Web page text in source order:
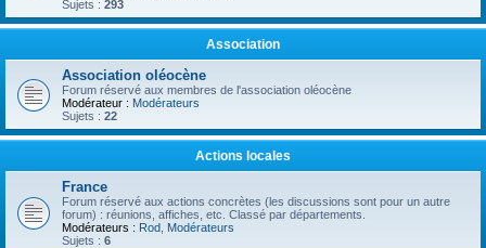
Sujets : 293
Association
Association oléocène
Forum réservé aux membres de l'association oléocène
Modérateur : Modérateurs
Sujets : 22
Actions locales
France
Forum réservé aux actions concrètes (les discussions sont pour un autre
forum) : réunions, affiches, etc. Classé par départements.
Modérateurs : Rod Modérateurs
Sujets : 6